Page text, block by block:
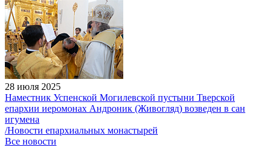
28 июля 2025
Наместник Успенской Могилевской пустыни Тверской
епархии иеромонах Андроник (Живогляд) возведен в сан
игумена
/Новости епархиальных монастырей
Все новости